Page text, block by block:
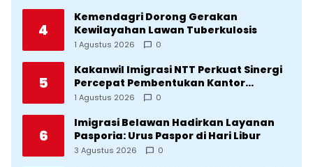
4
Kemendagri Dorong Gerakan
Kewilayahan Lawan Tuberkulosis
1 Agustus 2026 0
5
Kakanwil Imigrasi NTT Perkuat Sinergi
Percepat Pembentukan Kantor
Imigrasi Sumba Timur
1 Agustus 2026 0
6
Imigrasi Belawan Hadirkan Layanan
Pasporia: Urus Paspor di Hari Libur
3 Agustus 2026 0